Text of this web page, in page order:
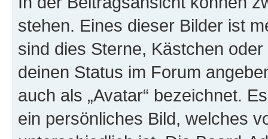
stehen. Eines dieser Bilder ist
sind dies Sterne, Kästchen
deinen Status im Forum
auch als „Avatar“ bezeichnet.
ein persönliches Bild, welches